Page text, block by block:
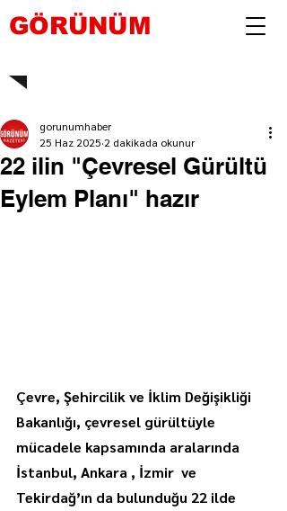
GÖRÜNÜM
22 ilin "Çevresel Gürültü
Eylem Planı" hazır
gorunumhaber
25 Haz 2025 2 dakikada okunur
Çevre, Şehircilik ve İklim Değişikliği
Bakanlığı, çevresel gürültüyle
mücadele kapsamında aralarında
İstanbul, Ankara , İzmir  ve
Tekirdağ’ın da bulunduğu 22 ilde